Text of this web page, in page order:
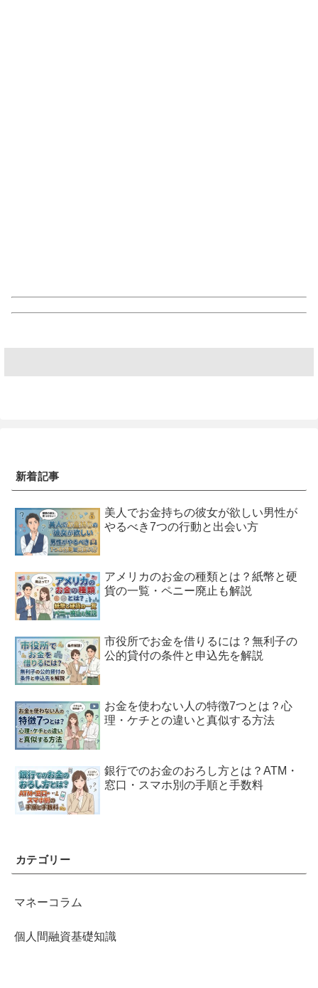
新着記事
美人でお金持ちの彼女が欲しい男性が
やるべき7つの行動と出会い方
アメリカのお金の種類とは？紙幣と硬
貨の一覧・ペニー廃止も解説
市役所でお金を借りるには？無利子の
公的貸付の条件と申込先を解説
お金を使わない人の特徴7つとは？心
理・ケチとの違いと真似する方法
銀行でのお金のおろし方とは？ATM・
窓口・スマホ別の手順と手数料
カテゴリー
マネーコラム
個人間融資基礎知識